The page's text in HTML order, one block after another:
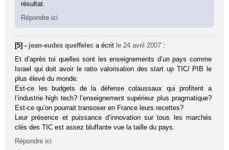
résultat.
Répondre ici
[5] - jean-eudes queffelec a écrit le 24 avril 2007 :
Et d’après toi quelles sont les enseignements d’un pays comme
Israel qui doit avoir le ratio valorisation des start up TIC/ PIB le
plus élevé du monde.
Est-ce les budgets de la défense colaussaux qui profitent a
l’industrie high tech? l’enseignement supérieur plus pragmatique?
Est-ce qu’on pourrait transoser en France leurs recettes?
Leur présence et puissance d’innovation sur tous les marchés
clés des TIC est assez bluffante vue la taille du pays.
Répondre ici